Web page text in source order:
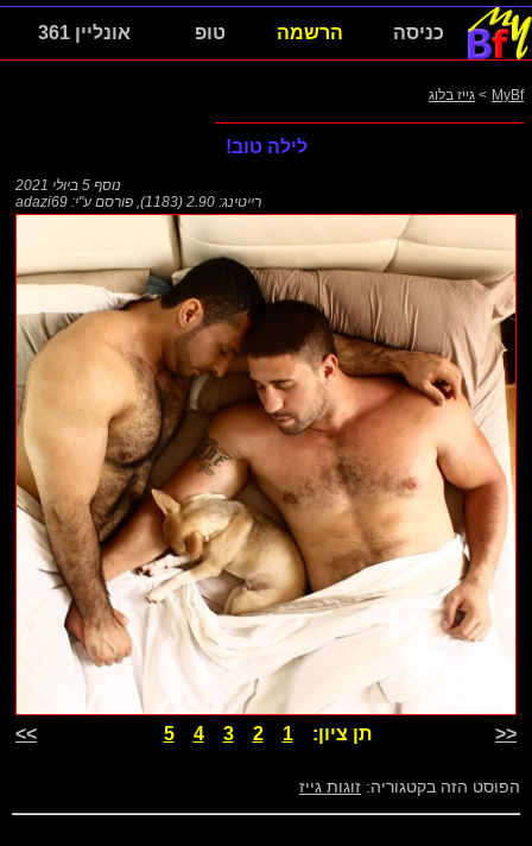
כניסה הרשמה טופ אונליין 361
MyBf
> גייז בלוג
לילה טוב!
נוסף 5 ביולי 2021
רייטינג: 2.90 (1183)
, פורסם ע"י: adazi69
<< תן ציון:1
2
3
4
5
>>
הפוסט הזה בקטגוריה: זוגות גייז